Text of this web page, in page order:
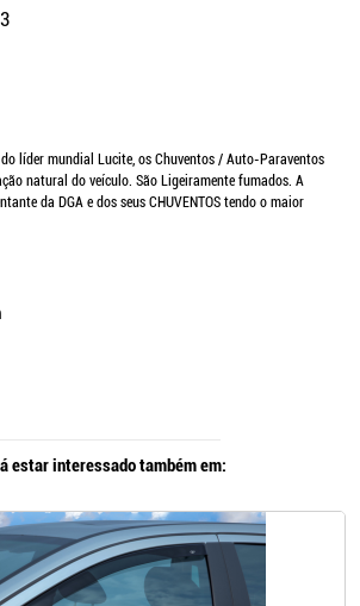
líder mundial Lucite, os Chuventos / Auto-Paraventos
natural do veículo. São Ligeiramente fumados. A
da DGA e dos seus CHUVENTOS tendo o maior
estar interessado também em: